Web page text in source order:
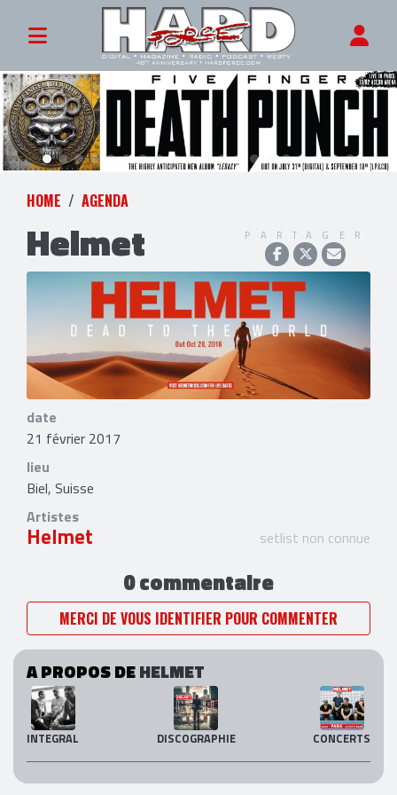
HOME AGENDA
Helmet PARTAGER
date
21 février 2017
lieu
Biel, Suisse
Artistes
Helmet setlist non connue
0 commentaire
MERCI DE VOUS IDENTIFIER POUR COMMENTER
A PROPOS DEHELMET
INTEGRAL DISCOGRAPHIE CONCERTS